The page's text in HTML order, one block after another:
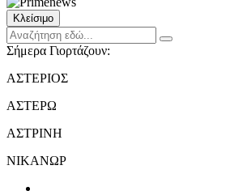
Κλείσιμο
Σήμερα Γιορτάζουν:
ΑΣΤΕΡΙΟΣ
ΑΣΤΕΡΩ
ΑΣΤΡΙΝΗ
ΝΙΚΑΝΩΡ